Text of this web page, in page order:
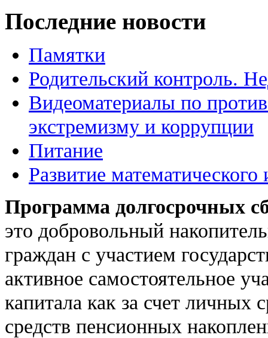
Последние новости
Памятки
Родительский контроль.
Видеоматериалы по
экстремизму и коррупции
Питание
Развитие
Программа долгосрочных
это добровольный
граждан с участием
активное самостоятельное
капитала как за счет личных
средств пенсионных